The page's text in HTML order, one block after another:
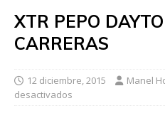
XTR PEPO
CARRERAS
12 diciembre, 2015 Manel
desactivados